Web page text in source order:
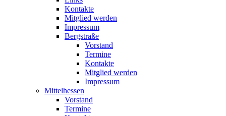
Kontakte
Mitglied werden
Impressum
Bergstraße
Vorstand
Termine
Kontakte
Mitglied werden
Impressum
Mittelhessen
Vorstand
Termine